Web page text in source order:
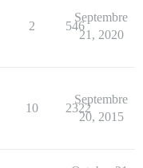
2 546
Septembre
21, 2020
10 2322
Septembre
20, 2015